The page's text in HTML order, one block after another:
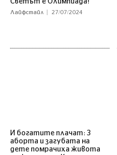
Лайфстайл 27/07/2024
И богатите плачат: 3
аборта и загубата на
дете помрачиха живота